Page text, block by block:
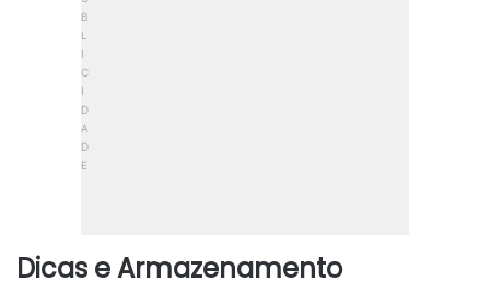
Dicas e Armazenamento